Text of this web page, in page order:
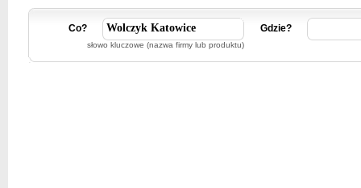
Co?
słowo kluczowe (nazwa firmy lub produktu)
Gdzie?